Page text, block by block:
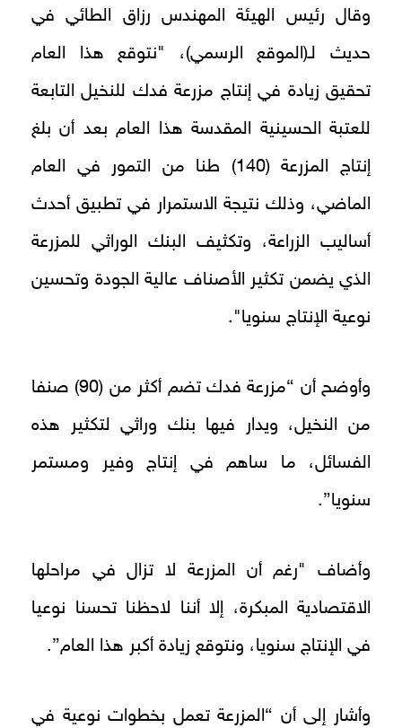
وقال رئيس الهيئة المهندس رزاق الطائي في
حديث لـ(الموقع الرسمي)، "نتوقع هذا العام
تحقيق زيادة في إنتاج مزرعة فدك للنخيل التابعة
للعتبة الحسينية المقدسة هذا العام بعد أن بلغ
إنتاج المزرعة (140) طنا من التمور في العام
الماضي، وذلك نتيجة الاستمرار في تطبيق أحدث
أساليب الزراعة، وتكثيف البنك الوراثي للمزرعة
الذي يضمن تكثير الأصناف عالية الجودة وتحسين
نوعية الإنتاج سنويا".
وأوضح أن “مزرعة فدك تضم أكثر من (90) صنفا
من النخيل، ويدار فيها بنك وراثي لتكثير هذه
الفسائل، ما ساهم في إنتاج وفير ومستمر
سنويا”.
وأضاف "رغم أن المزرعة لا تزال في مراحلها
الاقتصادية المبكرة، إلا أننا لاحظنا تحسنا نوعيا
في الإنتاج سنويا، ونتوقع زيادة أكبر هذا العام”.
وأشار إلى أن “المزرعة تعمل بخطوات نوعية في